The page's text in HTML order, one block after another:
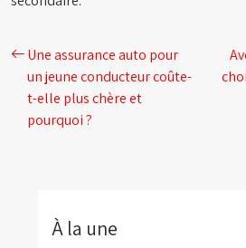
Une assurance auto pour
un jeune conducteur coûte-
t-elle plus chère et
pourquoi ?
À la une